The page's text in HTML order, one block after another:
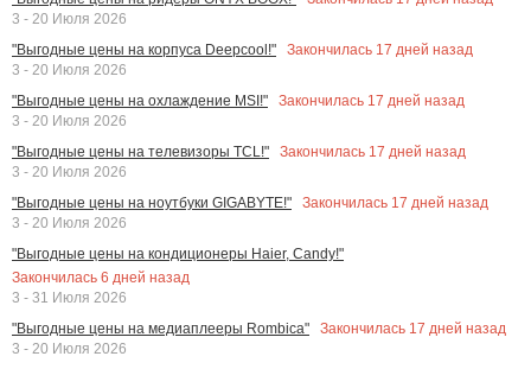
3 - 20 Июля 2026
"Выгодные цены на корпуса Deepcool!"
Закончилась 17 дней назад
3 - 20 Июля 2026
"Выгодные цены на охлаждение MSI!"
Закончилась 17 дней назад
3 - 20 Июля 2026
"Выгодные цены на телевизоры TCL!"
Закончилась 17 дней назад
3 - 20 Июля 2026
"Выгодные цены на ноутбуки GIGABYTE!"
Закончилась 17 дней назад
3 - 20 Июля 2026
"Выгодные цены на кондиционеры Haier, Candy!"
Закончилась 6 дней назад
3 - 31 Июля 2026
"Выгодные цены на медиаплееры Rombica"
Закончилась 17 дней назад
3 - 20 Июля 2026